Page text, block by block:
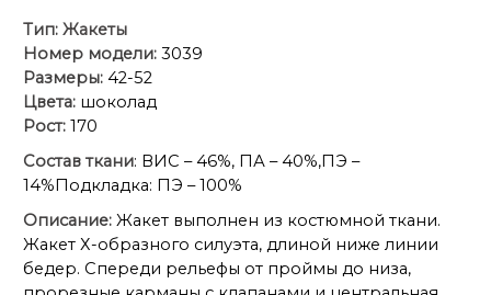
Тип: Жакеты
Номер модели: 3039
Размеры: 42-52
Цвета: шоколад
Рост: 170
Состав ткани: ВИС – 46%, ПА – 40%,ПЭ –
14%Подкладка: ПЭ – 100%
Описание: Жакет выполнен из костюмной ткани.
Жакет Х-образного силуэта, длиной ниже линии
бедер. Спереди рельефы от проймы до низа,